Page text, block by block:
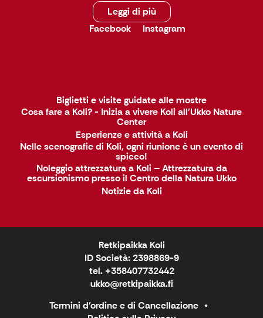
Leggi di più
Facebook
Instagram
Biglietti e visite guidate alle mostre
Cosa fare a Koli? - Inizia a vivere Koli all'Ukko Nature
Center
Esperienze e attività a Koli
Nelle scenografie di Koli, ogni riunione è un evento di
spicco!
Noleggio attrezzatura a Koli – Attrezzatura da
escursionismo presso il Centro della Natura Ukko
Notizie da Koli
Retkipaikka Koli
ID Società: 2398869-9
tel. +358407732442
ukko@retkipaikka.fi
Termini d'ordine e di Cancellazione